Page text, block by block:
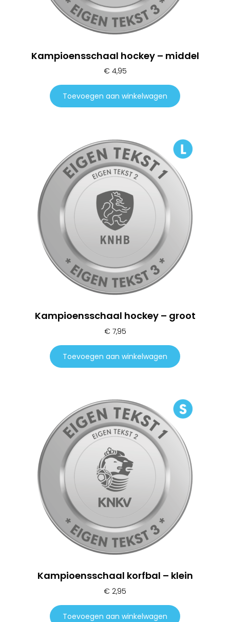
Kampioensschaal hockey – middel
€ 4,95
Toevoegen aan winkelwagen
Kampioensschaal hockey – groot
€ 7,95
Toevoegen aan winkelwagen
Kampioensschaal korfbal – klein
€ 2,95
Toevoegen aan winkelwagen